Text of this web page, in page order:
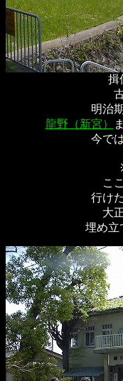
揖
明治
龍野（新宮）
今で
こ
行け
大
埋め立